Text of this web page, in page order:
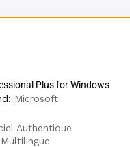
Plus for Windows
Microsoft
Authentique